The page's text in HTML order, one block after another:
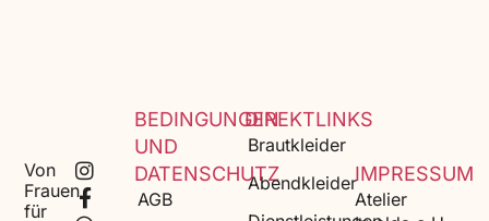
DIREKTLINKS
Brautkleider
Abendkleider
BEDINGUNGEN
UND
DATENSCHUTZ
AGB
IMPRESSUM
Atelier
Von
Frauen
für